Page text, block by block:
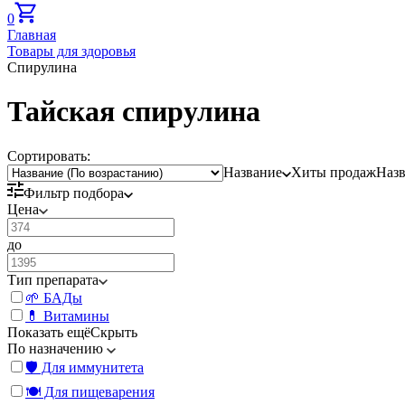
0
Главная
Товары для здоровья
Спирулина
Тайская спирулина
Сортировать:
Название
Хиты продаж
Фильтр подбора
Цена
до
Тип препарата
🌱 БАДы
💊 Витамины
Показать ещёСкрыть
По назначению
🛡️ Для иммунитета
🍽️ Для пищеварения